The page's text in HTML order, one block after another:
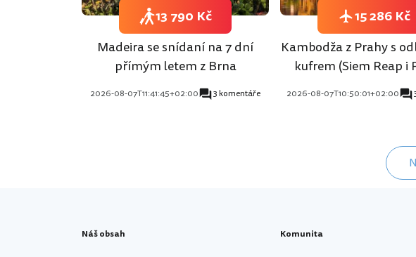
Madeira se snídaní na 7 dní
přímým letem z Brna
2026-08-07T11:41:45+02:00 3 komentáře
13 790 Kč
Kambodža z Prahy s
kufrem (Siem Reap i
2026-08-07T10:50:01+02:00
15 286 Kč
Náš obsah Komunita